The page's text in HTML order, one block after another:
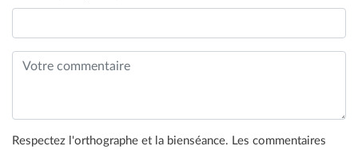
Respectez l'orthographe et la bienséance. Les commentaires